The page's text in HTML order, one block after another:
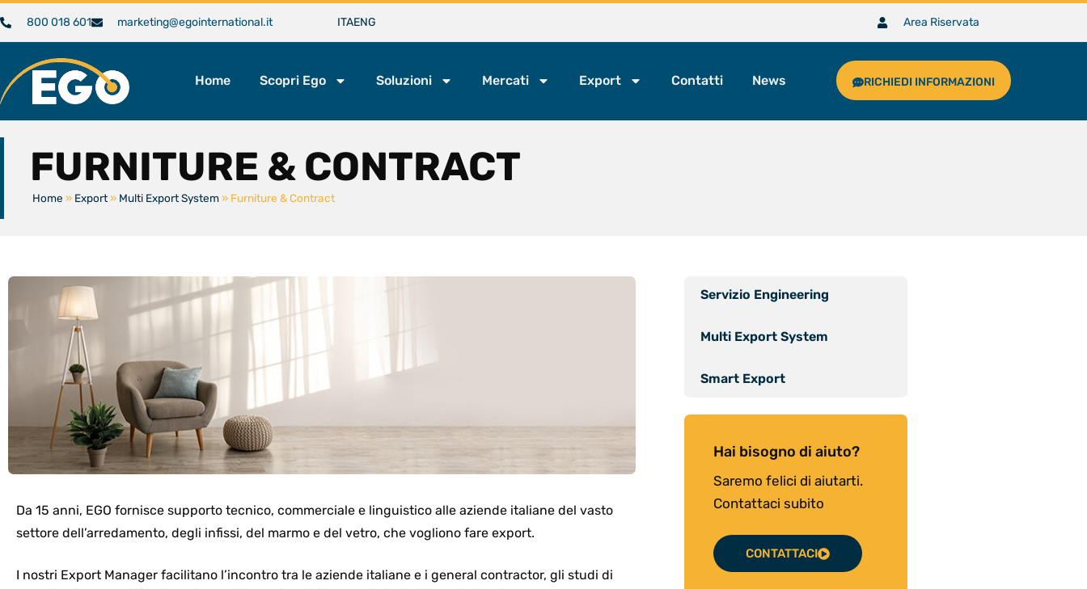
800 018 601 marketing@egointernational.it ITAENG Area Riservata
Home Scopri Ego Soluzioni Mercati Export Contatti News RICHIEDI INFORMAZIONI
FURNITURE & CONTRACT
Home » Export» Multi Export System» Furniture & Contract
Da 15 anni, EGO fornisce supporto tecnico, commerciale e linguistico alle aziende italiane del vasto
settore dell’arredamento, degli infissi, del marmo e del vetro, che vogliono fare export.
I nostri Export Manager facilitano l’incontro tra le aziende italiane e i general contractor, gli studi di
Servizio Engineering
Multi Export System
Smart Export
Hai bisogno di aiuto?
Saremo felici di aiutarti.
Contattaci subito
CONTATTACI